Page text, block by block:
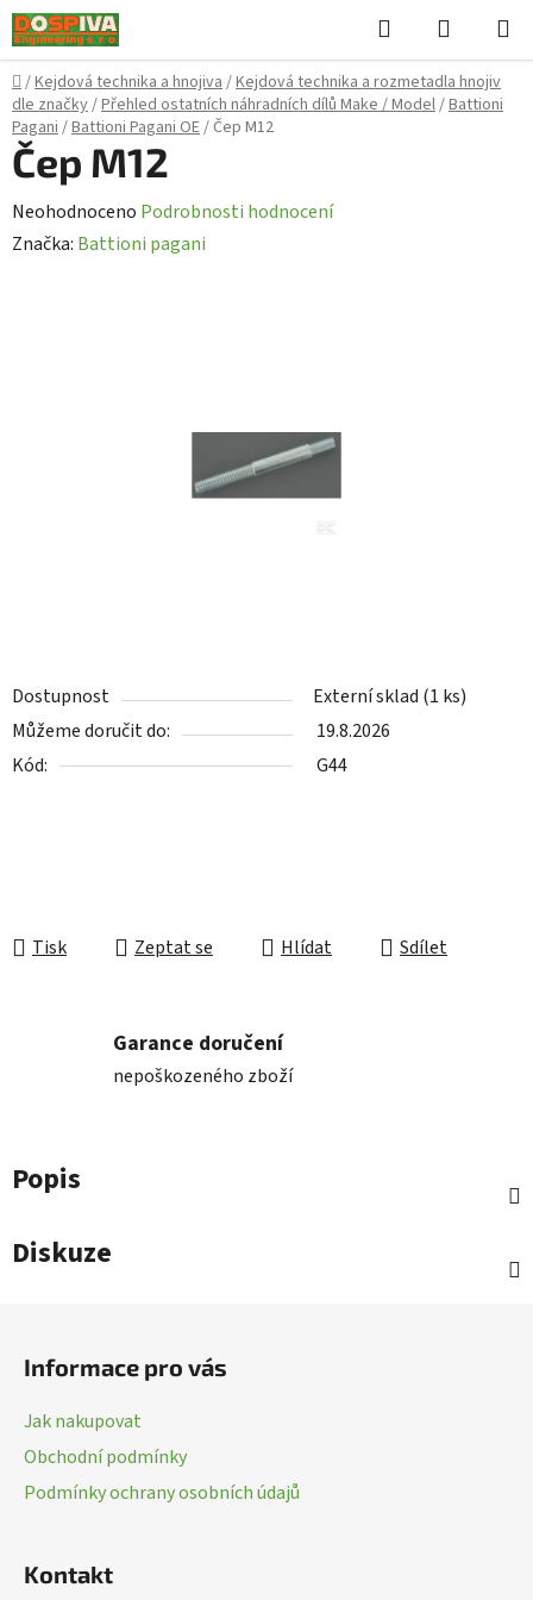
Přejít
na
obsah
Hledat
KOŠÍK
Domů
/Kejdová technika a hnojiva/Kejdová technika a rozmetadla hnojiv
dle značky/Přehled ostatních náhradních dílů Make / Model/Battioni
Pagani/Battioni Pagani OE/ Čep M12
Dostupnost Externí sklad (1 ks)
Můžeme doručit do:
19.8.2026
Kód:
G44
Tisk Zeptat se Hlídat Sdílet
Čep M12
Průměrné
hodnocení
Neohodnoceno Podrobnosti hodnocení
Značka: Battioni pagani
Garance doručení
nepoškozeného zboží
Popis
Diskuze
Informace pro vás
Jak nakupovat
Obchodní podmínky
Podmínky ochrany osobních údajů
Kontakt